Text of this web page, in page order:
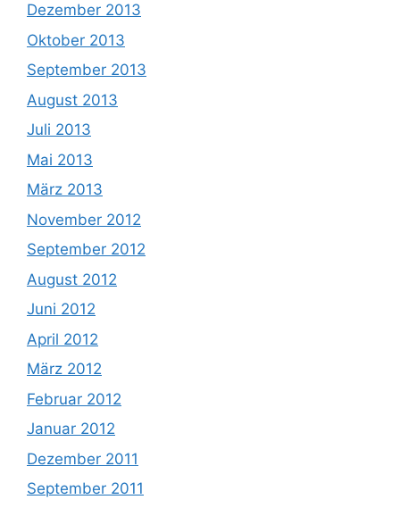
Dezember 2013
Oktober 2013
September 2013
August 2013
Juli 2013
Mai 2013
März 2013
November 2012
September 2012
August 2012
Juni 2012
April 2012
März 2012
Februar 2012
Januar 2012
Dezember 2011
September 2011